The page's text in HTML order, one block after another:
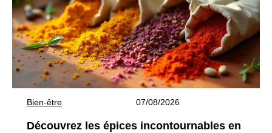
Bien-être 07/08/2026
Découvrez les épices incontournables en